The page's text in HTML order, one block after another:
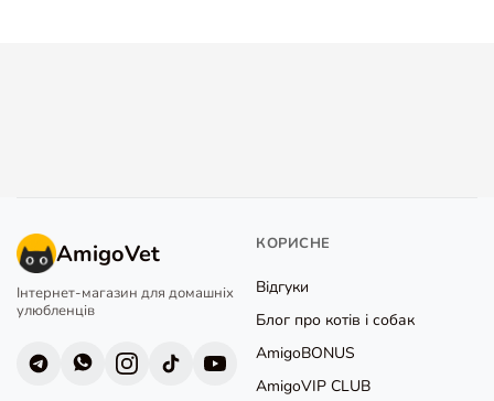
AmigoVet
Інтернет-магазин для домашніх
улюбленців
КОРИСНЕ
Відгуки
Блог про котів і собак
AmigoBONUS
AmigoVIP CLUB